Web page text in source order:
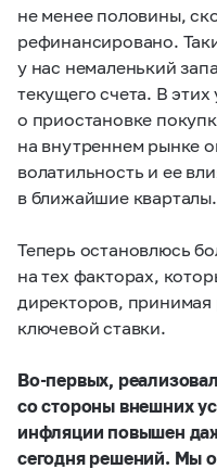
не менее половины,
рефинансировано.
у нас немаленький
текущего счета. В
о приостановке
на внутреннем рынке
волатильность и ее
в ближайшие кварталы.
Теперь остановлюсь
на тех факторах,
директоров,
ключевой ставки.
Во-первых,
со стороны внешних
инфляции повышен
сегодня решений. Мы